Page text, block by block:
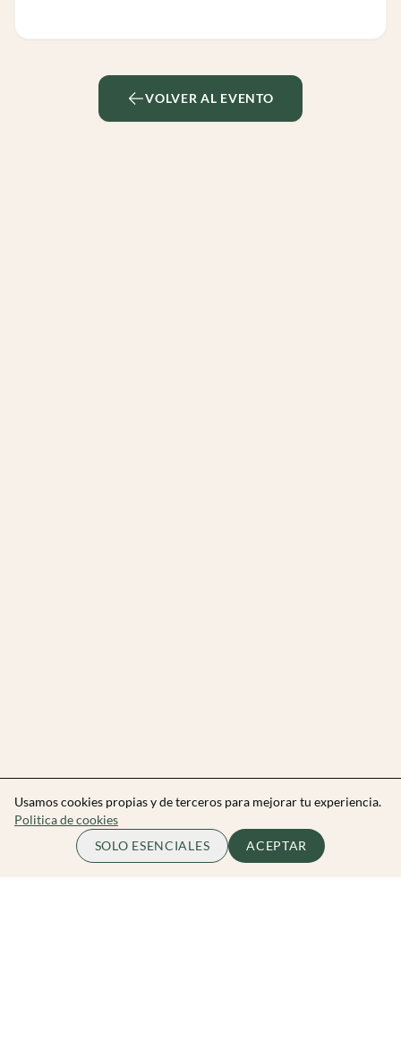
VOLVER AL EVENTO
Usamos cookies propias y de terceros para mejorar tu experiencia.
Politica de cookies
SOLO ESENCIALES
ACEPTAR